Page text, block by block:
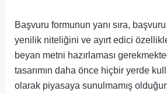
Başvuru formunun yanı sıra,
yenilik niteliğini ve ayırt edici
beyan metni hazırlaması
tasarımın daha önce hiçbir yerde
olarak piyasaya sunulmamış